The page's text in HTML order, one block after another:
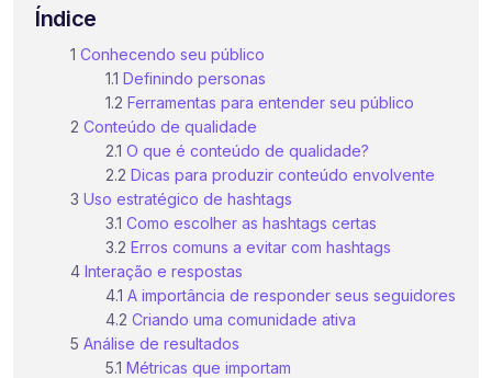
Índice
Conhecendo seu público
Definindo personas
Ferramentas para entender seu público
Conteúdo de qualidade
O que é conteúdo de qualidade?
Dicas para produzir conteúdo envolvente
Uso estratégico de hashtags
Como escolher as hashtags certas
Erros comuns a evitar com hashtags
Interação e respostas
A importância de responder seus seguidores
Criando uma comunidade ativa
Análise de resultados
Métricas que importam